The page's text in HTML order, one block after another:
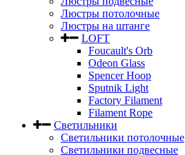
Люстры потолочные
Люстры на штанге
LOFT
Foucault's Orb
Odeon Glass
Spencer Hoop
Sputnik Light
Factory Filament
Filament Rope
Светильники
Светильники потолочные
Светильники подвесные